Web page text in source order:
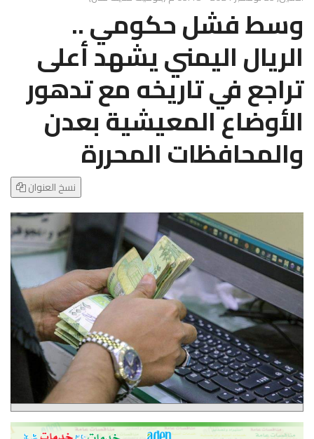
e
N
a
v
i
g
a
t
i
وسط فشل حكومي ..
الريال اليمني يشهد أعلى
تراجع في تاريخه مع تدهور
الأوضاع المعيشية بعدن
والمحافظات المحررة
نسخ العنوان